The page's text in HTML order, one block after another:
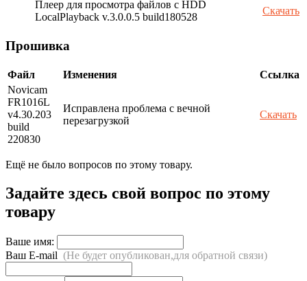
Плеер для просмотра файлов с HDD
LocalPlayback v.3.0.0.5 build180528
Скачать
Прошивка
Файл Изменения
Ссылка
Novicam
FR1016L
v4.30.203
build
220830
Исправлена проблема с вечной
перезагрузкой
Скачать
Ещё не было вопросов по этому товару.
Задайте здесь свой вопрос по этому
товару
Ваше имя:
Ваш E-mail (Не будет опубликован,для обратной связи)